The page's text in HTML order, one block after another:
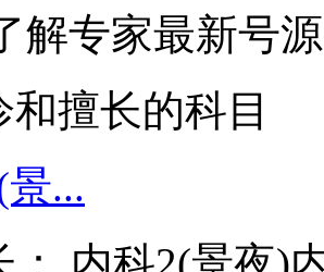
解专家最新号
擅长的科目
...